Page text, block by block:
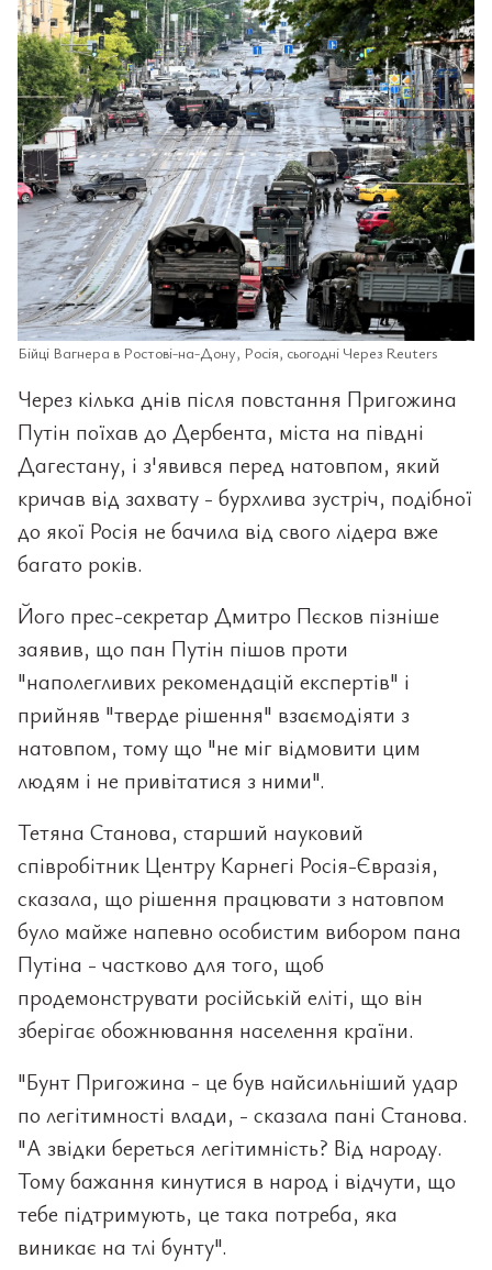
Бійці Вагнера в Ростові-на-Дону, Росія, сьогодні Через Reuters
Через кілька днів після повстання Пригожина
Путін поїхав до Дербента, міста на півдні
Дагестану, і з'явився перед натовпом, який
кричав від захвату - бурхлива зустріч, подібної
до якої Росія не бачила від свого лідера вже
багато років.
Його прес-секретар Дмитро Пєсков пізніше
заявив, що пан Путін пішов проти
"наполегливих рекомендацій експертів" і
прийняв "тверде рішення" взаємодіяти з
натовпом, тому що "не міг відмовити цим
людям і не привітатися з ними".
Тетяна Станова, старший науковий
співробітник Центру Карнегі Росія-Євразія,
сказала, що рішення працювати з натовпом
було майже напевно особистим вибором пана
Путіна - частково для того, щоб
продемонструвати російській еліті, що він
зберігає обожнювання населення країни.
"Бунт Пригожина - це був найсильніший удар
по легітимності влади, - сказала пані Станова.
"А звідки береться легітимність? Від народу.
Тому бажання кинутися в народ і відчути, що
тебе підтримують, це така потреба, яка
виникає на тлі бунту".